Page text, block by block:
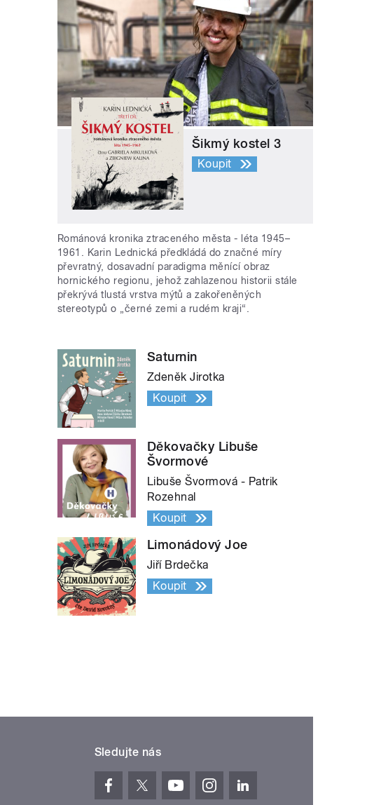
Šikmý kostel 3
Koupit
Románová kronika ztraceného města - léta 1945–
1961. Karin Lednická předkládá do značné míry
převratný, dosavadní paradigma měnící obraz
hornického regionu, jehož zahlazenou historii stále
překrývá tlustá vrstva mýtů a zakořeněných
stereotypů o „černé zemi a rudém kraji“.
Saturnin
Zdeněk Jirotka
Koupit
Děkovačky Libuše
Švormové
Libuše Švormová - Patrik
Rozehnal
Koupit
Limonádový Joe
Jiří Brdečka
Koupit
Sledujte nás